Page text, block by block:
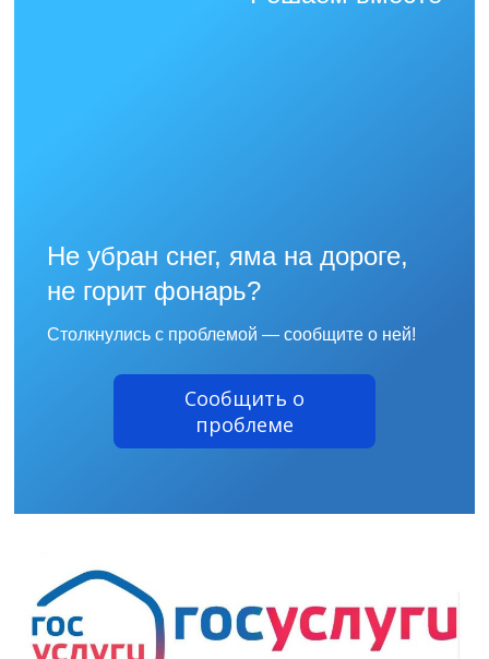
Не убран снег, яма на дороге,
не горит фонарь?
Столкнулись с проблемой — сообщите о ней!
Сообщить о
проблеме